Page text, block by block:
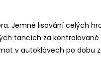
Jemné lisování celých
tancích za kontrolované
v autoklávech po dobu